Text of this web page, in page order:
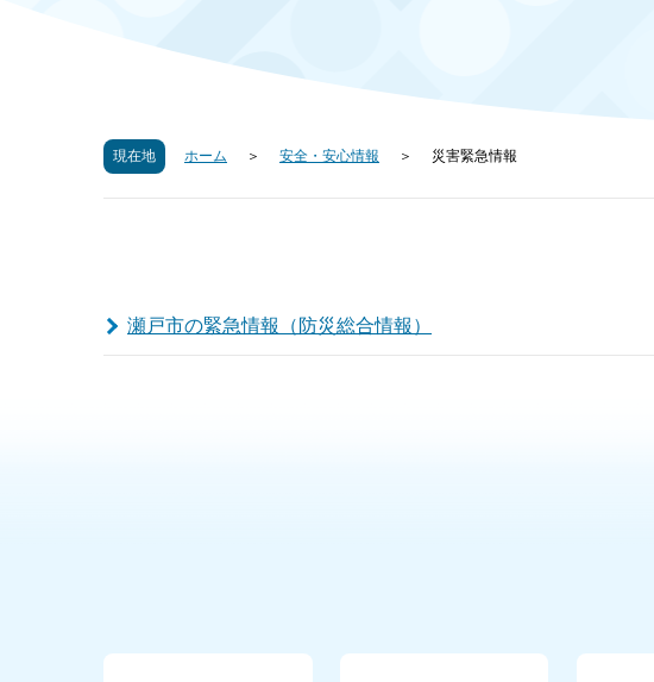
現在地 ホーム 安全・安心情報 災害緊急情報
瀬戸市の緊急情報（防災総合情報）